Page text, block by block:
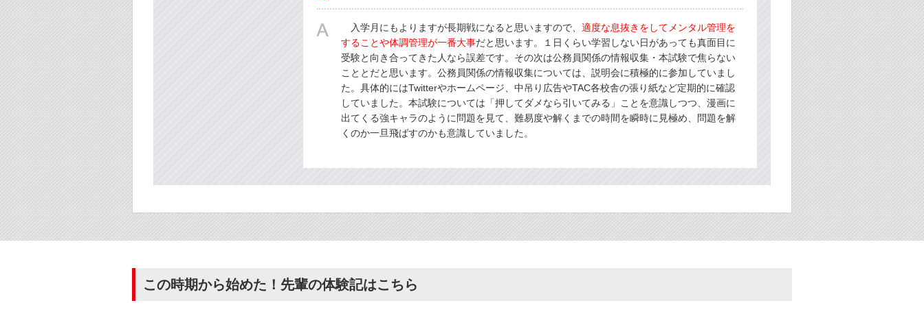
入学月にもよりますが長期戦になると思いますので、 適度な息抜きをしてメンタル管理を
することや体調管理が一番大事だと思います。１日くらい学習しない日があっても真面目に
受験と向き合ってきた人なら誤差です。その次は公務員関係の情報収集・本試験で焦らない
こととだと思います。公務員関係の情報収集については、説明会に積極的に参加していまし
た。具体的にはTwitterやホームページ、中吊り広告やTAC各校舎の張り紙など定期的に確認
していました。本試験については「押してダメなら引いてみる」ことを意識しつつ、漫画に
出てくる強キャラのように問題を見て、難易度や解くまでの時間を瞬時に見極め、問題を解
くのか一旦飛ばすのかも意識していました。
この時期から始めた！先輩の体験記はこちら